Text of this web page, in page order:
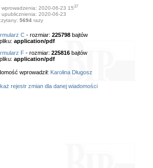
wprowadzenia: 2020-06-23 1537
upublicznienia: 2020-06-23
5694razy
C- rozmiar: 225798bajtów
application/pdf
F- rozmiar: 225816bajtów
application/pdf
wprowadził: Karolina Długosz
rejestr zmian dla danej wiadomości